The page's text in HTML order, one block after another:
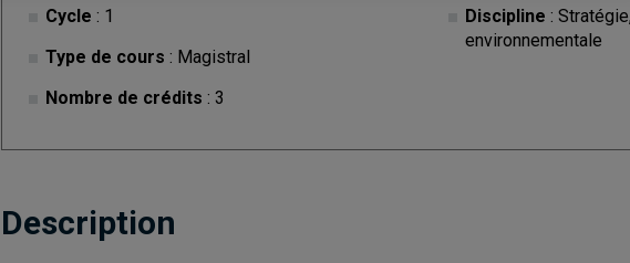
Cycle : 1
Type de cours : Magistral
Nombre de crédits : 3
Discipline :
environnementale
Description